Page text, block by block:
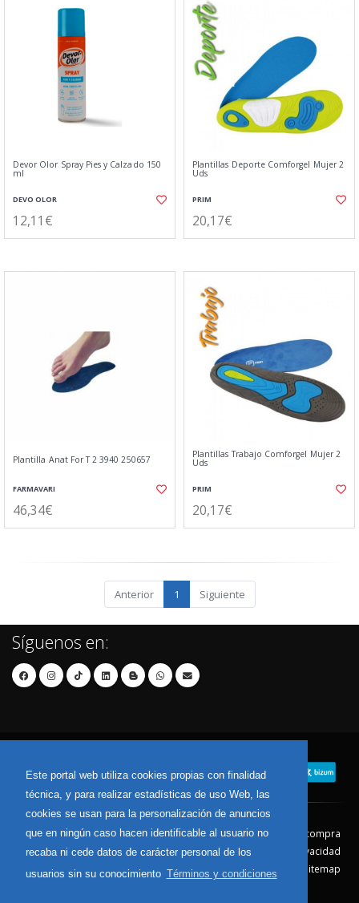
Este portal web utiliza cookies propias con finalidad
técnica, y para realizar estadísticas de uso Web, las
cookies se usan para la personalización de anuncios
que en ningún caso hacen identificable al usuario no
recaba ni cede datos de carácter personal de los
usuarios sin su conocimiento Términos y condiciones
Devor Olor Spray Pies y Calzado 150
ml
DEVO OLOR
12,11€
Plantillas Deporte Comforgel Mujer 2
Uds
PRIM
20,17€
Plantilla Anat For T 2 3940 250657
FARMAVARI
46,34€
Plantillas Trabajo Comforgel Mujer 2
Uds
PRIM
20,17€
Anterior 1 Siguiente
Síguenos en:
Contacto Aviso Legal
Condiciones de compra
Política de envíos
Política de devolución
Política de Privacidad
Política de Cookies
Sitemap